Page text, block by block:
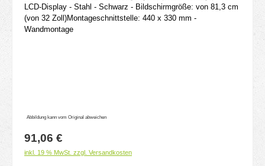
Abbildung kann vom Original abweichen
Regulärer Preis:
91,06 €
inkl. 19 % MwSt. zzgl. Versandkosten